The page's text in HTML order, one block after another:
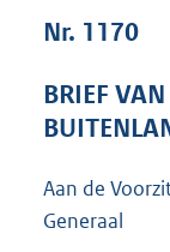
Nr. 1170
BRIEF
Aan de
Generaal